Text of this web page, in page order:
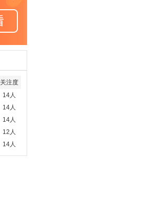
关注度
14人
14人
14人
12人
14人